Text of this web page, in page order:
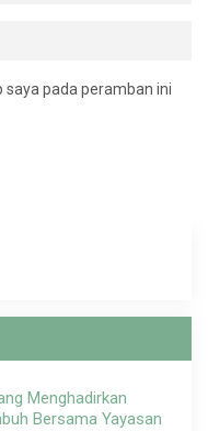
pada peramban ini
Menghadirkan
Bersama Yayasan